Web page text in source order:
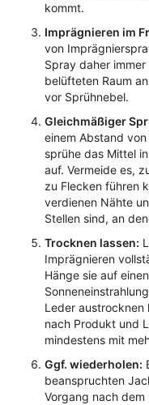
kommt.
Imprägnieren im
von
Spray daher
belüfteten Raum
vor Sprühnebel.
Gleichmäßiger
einem Abstand
sprühe das Mittel
auf. Vermeide es,
zu Flecken führen
verdienen Nähte
Stellen sind, an
Trocknen lassen:
Imprägnieren
Hänge sie auf
Leder austrocknen
nach Produkt und
mindestens mit
Ggf. wiederholen:
beanspruchten
Vorgang nach